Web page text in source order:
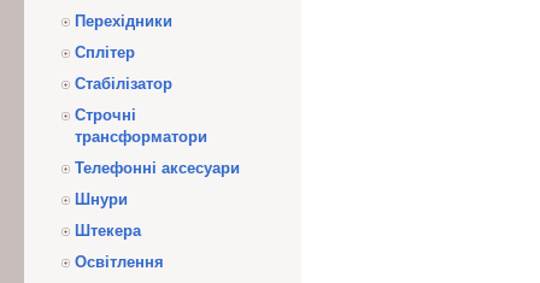
Перехідники
Сплітер
Стабілізатор
Строчні
трансформатори
Телефонні аксесуари
Шнури
Штекера
Освітлення